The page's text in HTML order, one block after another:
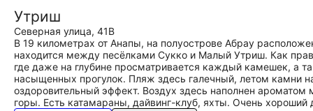
Утриш
Северная улица, 41В
В 19 километрах от Анапы, на полуострове Абрау
находится между песёлками Сукко и Малый Утриш. Как
где даже на глубине просматривается каждый камешек, а
насыщенных прогулок. Пляж здесь галечный, летом камни
оздоровительный эффект. Воздух здесь наполнен
горы. Есть катамараны, дайвинг-клуб, яхты. Очень